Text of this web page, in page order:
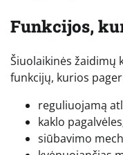
Funkcijos,
Šiuolaikinės žaidimų
funkcijų, kurios
reguliuojamą
kaklo
siūbavimo